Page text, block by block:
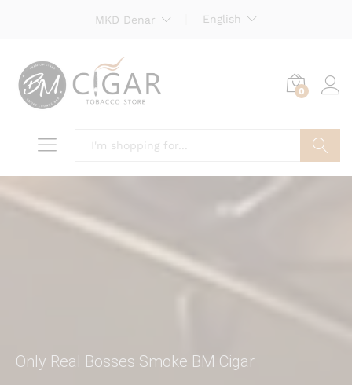
MKD Denar English
0
Search
Only Real Bosses Smoke BM Cigar